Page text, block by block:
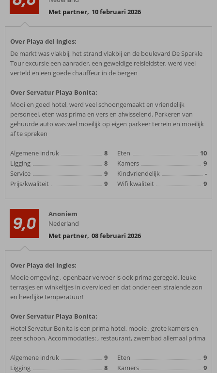
Met partner, 10 februari 2026
Over Playa del Ingles:
De markt was vlakbij, het strand vlakbij en de boulevard De Sparkle
Tour excursie een aanrader, een geweldige reisleidster, werd veel
verteld en een goede chauffeur in de bergen
Over Servatur Playa Bonita:
Mooi en goed hotel, werd veel schoongemaakt en vriendelijk
personeel, eten was prima en vers en afwisselend. Parkeren van
gehuurde auto was wel moeilijk op eigen parkeer terrein en moeilijk
af te spreken
Algemene indruk
8
Ligging
8
Service
9
Prijs/kwaliteit
9
Eten
10
Kamers
9
Kindvriendelijk
-
Wifi kwaliteit
9
9,0
Anoniem
Nederland
Met partner, 08 februari 2026
Over Playa del Ingles:
Mooie omgeving , openbaar vervoer is ook prima geregeld, leuke
terrasjes en winkeltjes in overvloed en dat onder een stralende zon
en heerlijke temperatuur!
Over Servatur Playa Bonita:
Hotel Servatur Bonita is een prima hotel, mooie , grote kamers en
zeer schoon. Accommodaties: , restaurant, zwembad allemaal prima
Algemene indruk
9
Ligging
8
Eten
9
Kamers
9